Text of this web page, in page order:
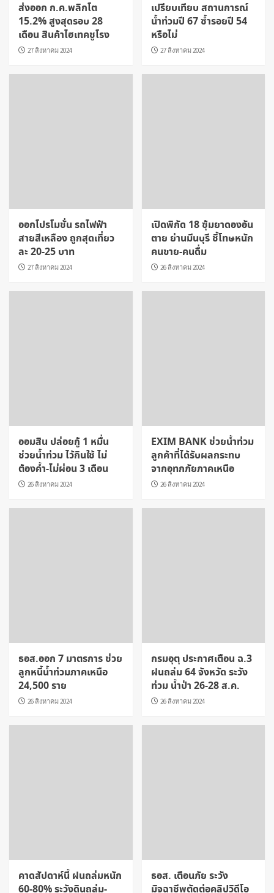
ส่งออก ก.ค.พลิกโต
15.2% สูงสุดรอบ 28
เดือน สินค้าไฮเทคชูโรง
27 สิงหาคม 2024
เปรียบเทียบ สถานการณ์
น้ำท่วมปี 67 ซ้ำรอยปี 54
หรือไม่
27 สิงหาคม 2024
ออกโปรโมชั่น รถไฟฟ้า
สายสีเหลือง ถูกสุดเที่ยว
ละ 20-25 บาท
27 สิงหาคม 2024
เปิดพิกัด 18 ซุ้มยาดองอัน
ตาย ย่านมีนบุรี ชี้โทษหนัก
คนขาย-คนดื่ม
26 สิงหาคม 2024
ออมสิน ปล่อยกู้ 1 หมื่น
ช่วยน้ำท่วม ไว้กินใช้ ไม่
ต้องค้ำ-ไม่ผ่อน 3 เดือน
26 สิงหาคม 2024
EXIM BANK ช่วยน้ำท่วม
ลูกค้าที่ได้รับผลกระทบ
จากอุทกภัยภาคเหนือ
26 สิงหาคม 2024
ธอส.ออก 7 มาตรการ ช่วย
ลูกหนี้น้ำท่วมภาคเหนือ
24,500 ราย
26 สิงหาคม 2024
กรมอุตุ ประกาศเตือน ฉ.3
ฝนถล่ม 64 จังหวัด ระวัง
ท่วม น้ำป่า 26-28 ส.ค.
26 สิงหาคม 2024
คาดสัปดาห์นี้ ฝนถล่มหนัก
60-80% ระวังดินถล่ม-
ธอส. เตือนภัย ระวัง
มิจฉาชีพตัดต่อคลิปวิดีโอ